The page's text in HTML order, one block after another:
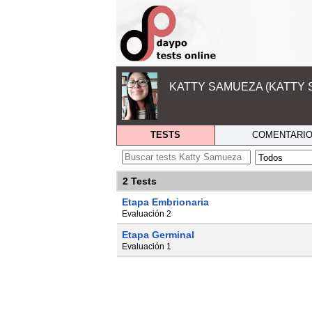
KATTY SAMUEZA (KATTY
TESTS
2 Tests
Etapa Embrionaria
Evaluación 2
Etapa Germinal
Evaluación 1